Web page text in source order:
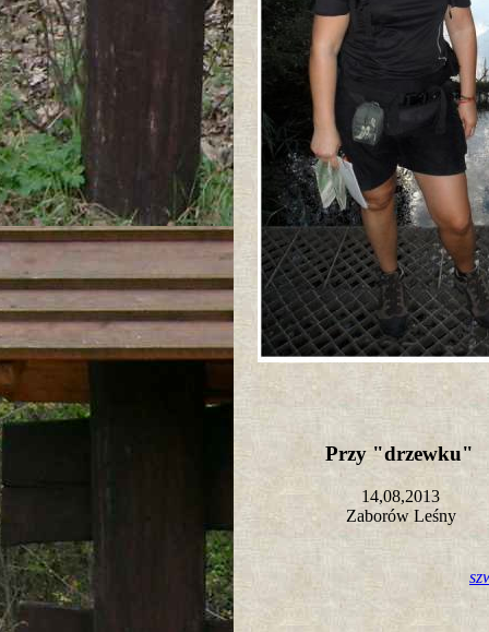
Przy "drzewku"
14,08,2013
Zaborów Leśny